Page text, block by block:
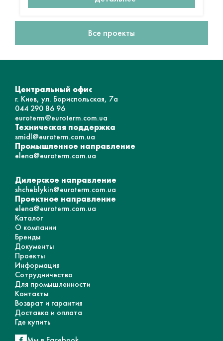
Все проекты
Центральный офис
г. Киев, ул. Бориспольская, 7а
044 290 86 96
euroterm@euroterm.com.ua
Техническая поддержка
smidl@euroterm.com.ua
Промышленное направление
elena@euroterm.com.ua
Дилерское направление
shcheblykin@euroterm.com.ua
Проектное направление
elena@euroterm.com.ua
Каталог
О компании
Бренды
Документы
Проекты
Информация
Сотрудничество
Для промышленности
Контакты
Возврат и гарантия
Доставка и оплата
Где купить